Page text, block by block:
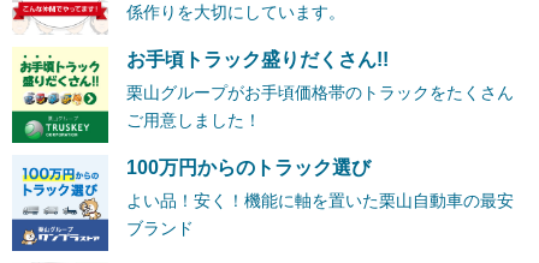
係作りを大切にしています。
お手頃トラック盛りだくさん!!
栗山グループがお手頃価格帯のトラックをたくさん
ご用意しました！
100万円からのトラック選び
よい品！安く！機能に軸を置いた栗山自動車の最安
ブランド